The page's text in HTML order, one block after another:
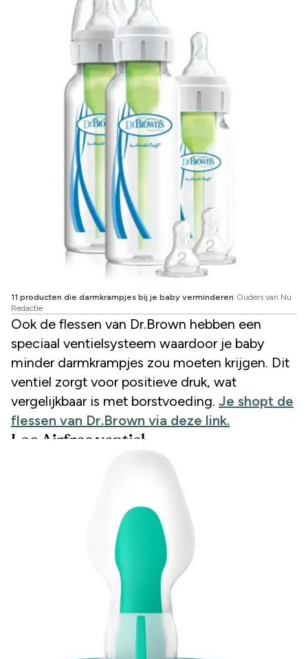
11 producten die darmkrampjes bij je baby verminderen Ouders van Nu
Redactie
Ook de flessen van Dr.Brown hebben een
speciaal ventielsysteem waardoor je baby
minder darmkrampjes zou moeten krijgen. Dit
ventiel zorgt voor positieve druk, wat
vergelijkbaar is met borstvoeding. Je shopt de
flessen van Dr.Brown via deze link.
Los Airfree ventiel